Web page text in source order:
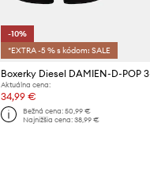
-10%
*EXTRA -5 % s kódom: SALE
Boxerky Diesel DAMIEN-D-POP
Aktuálna cena:
34,99 €
Bežná cena: 50,99 €
Najnižšia cena: 38,99 €